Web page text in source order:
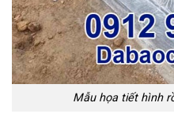
Mẫu họa tiết hình